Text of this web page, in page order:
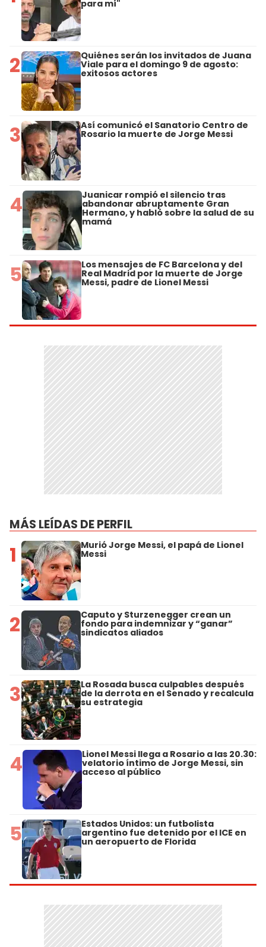
para mí"
2 Quiénes serán los invitados de Juana
Viale para el domingo 9 de agosto:
exitosos actores
3 Así comunicó el Sanatorio Centro de
Rosario la muerte de Jorge Messi
4 Juanicar rompió el silencio tras
abandonar abruptamente Gran
Hermano, y habló sobre la salud de su
mamá
5 Los mensajes de FC Barcelona y del
Real Madrid por la muerte de Jorge
Messi, padre de Lionel Messi
MÁS LEÍDAS DE PERFIL
1 Murió Jorge Messi, el papá de Lionel
Messi
2 Caputo y Sturzenegger crean un
fondo para indemnizar y “ganar”
sindicatos aliados
3 La Rosada busca culpables después
de la derrota en el Senado y recalcula
su estrategia
4 Lionel Messi llega a Rosario a las 20.30:
velatorio íntimo de Jorge Messi, sin
acceso al público
5 Estados Unidos: un futbolista
argentino fue detenido por el ICE en
un aeropuerto de Florida